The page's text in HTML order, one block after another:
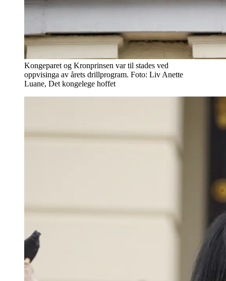
Kongeparet og Kronprinsen var til stades ved
oppvisinga av årets drillprogram. Foto: Liv Anette
Luane, Det kongelege hoffet